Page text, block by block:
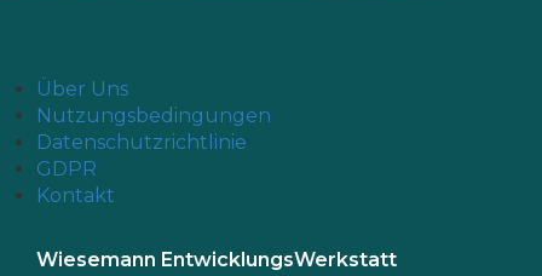
Über Uns
Nutzungsbedingungen
Datenschutzrichtlinie
GDPR
Kontakt
Wiesemann EntwicklungsWerkstatt